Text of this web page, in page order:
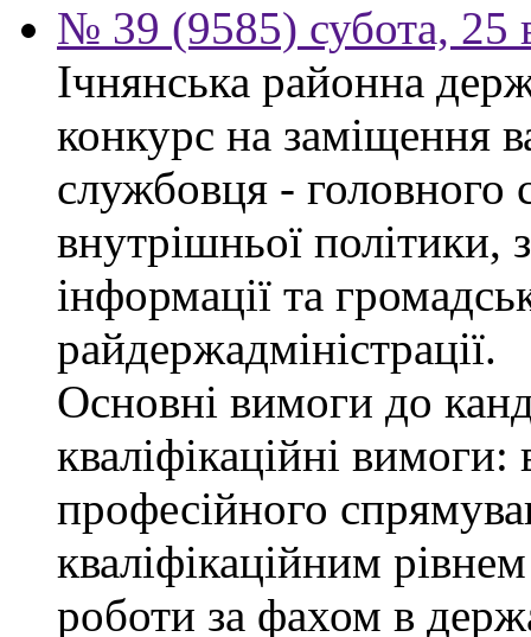
№ 39 (9585) субота, 25
Ічнянська районна
конкурс на заміщення
службовця - головного
внутрішньої політики,
інформації та
райдержадміністрації.
Основні вимоги до
кваліфікаційні
професійного
кваліфікаційним
роботи за фахом в